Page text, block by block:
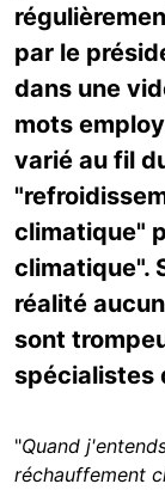
par le
dans une
mots
varié au fil
climatique"
climatique".
réalité
sont
spécialistes
"Quand
réchauffement